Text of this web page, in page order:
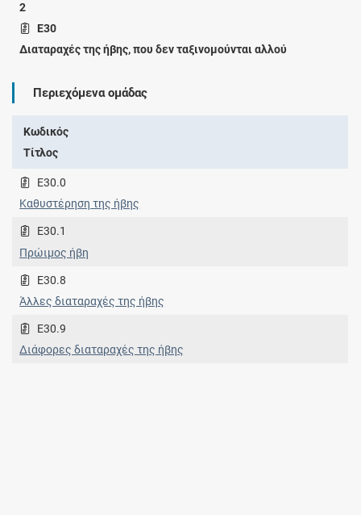
2
E30
Διαταραχές της ήβης, που δεν ταξινομούνται αλλού
Περιεχόμενα ομάδας
Κωδικός
Τίτλος
E30.0
Καθυστέρηση της ήβης
E30.1
Πρώιμος ήβη
E30.8
Άλλες διαταραχές της ήβης
E30.9
Διάφορες διαταραχές της ήβης